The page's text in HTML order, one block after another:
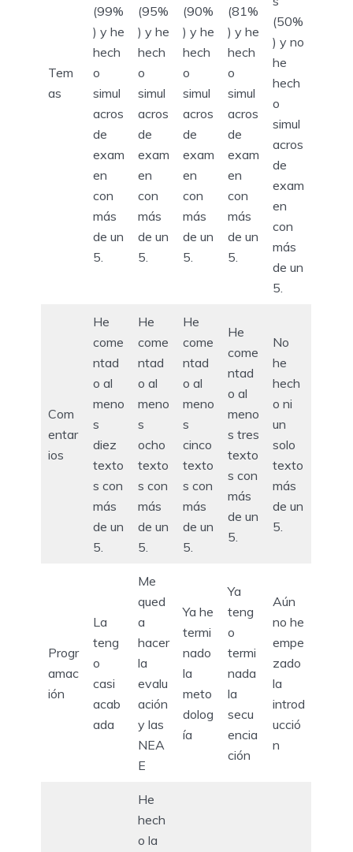
Tem
as
(99%
) y he
hech
o
simul
acros
de
exam
en
con
más
de un
5.
(95%
) y he
hech
o
simul
acros
de
exam
en
con
más
de un
5.
(90%
) y he
hech
o
simul
acros
de
exam
en
con
más
de un
5.
(81%
) y he
hech
o
simul
acros
de
exam
en
con
más
de un
5.
(50%
) y no
he
hech
o
simul
acros
de
exam
en
con
más
de un
5.
Com
entar
ios
He
come
ntad
o al
meno
s
diez
texto
s con
más
de un
5.
He
come
ntad
o al
meno
s
ocho
texto
s con
más
de un
5.
He
come
ntad
o al
meno
s
cinco
texto
s con
más
de un
5.
He
come
ntad
o al
meno
s tres
texto
s con
más
de un
5.
No
he
hech
o ni
un
solo
texto
más
de un
5.
Progr
amac
ión
La
teng
o
casi
acab
ada
Me
qued
a
hacer
la
evalu
ación
y las
NEA
E
Ya he
termi
nado
la
meto
dolog
ía
Ya
teng
o
termi
nada
la
secu
encia
ción
Aún
no he
empe
zado
la
introd
ucció
n
He
hech
o la